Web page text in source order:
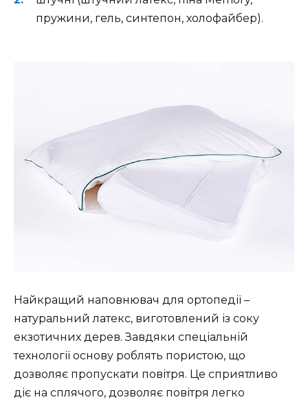
пружини, гель, синтепон, холофайбер).
Найкращий наповнювач для ортопедії –
натуральний латекс, виготовлений із соку
екзотичних дерев. Завдяки спеціальній
технології основу роблять пористою, що
дозволяє пропускати повітря. Це сприятливо
діє на сплячого, дозволяє повітря легко